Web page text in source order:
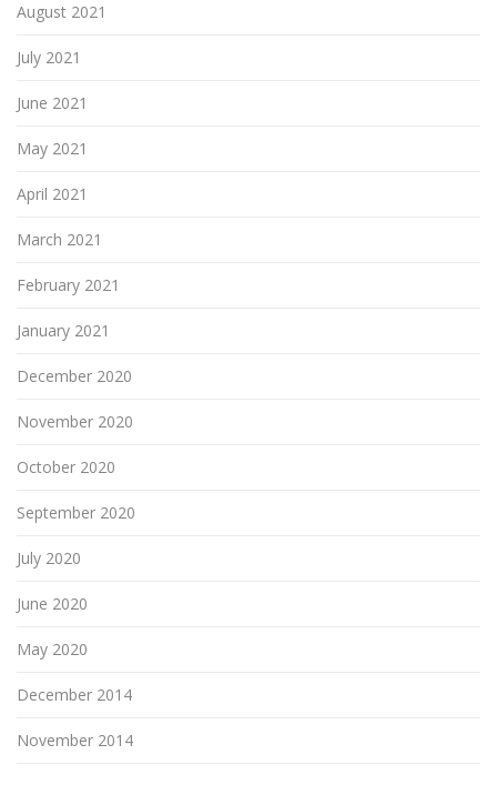
August 2021
July 2021
June 2021
May 2021
April 2021
March 2021
February 2021
January 2021
December 2020
November 2020
October 2020
September 2020
July 2020
June 2020
May 2020
December 2014
November 2014